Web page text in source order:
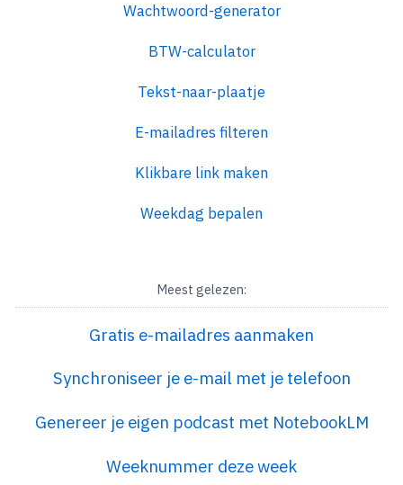
Wachtwoord-generator
BTW-calculator
Tekst-naar-plaatje
E-mailadres filteren
Klikbare link maken
Weekdag bepalen
Meest gelezen:
Gratis e-mailadres aanmaken
Synchroniseer je e-mail met je telefoon
Genereer je eigen podcast met NotebookLM
Weeknummer deze week